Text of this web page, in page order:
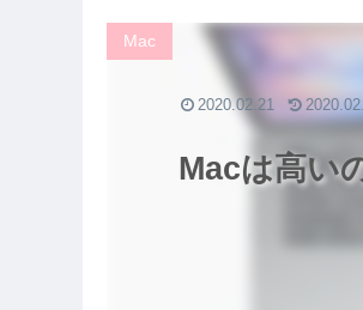
Macは高い
Mac
2020.02.21